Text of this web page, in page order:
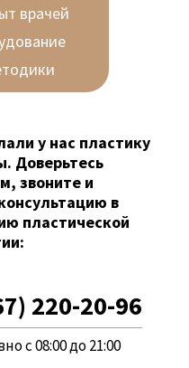
врачей
у нас пластику
Доверьтесь
звоните и
в
пластической
220-20-96
с 08:00 до 21:00